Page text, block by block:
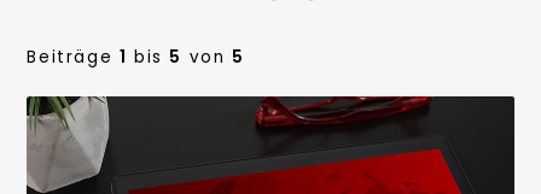
Beiträge 1 bis 5 von 5